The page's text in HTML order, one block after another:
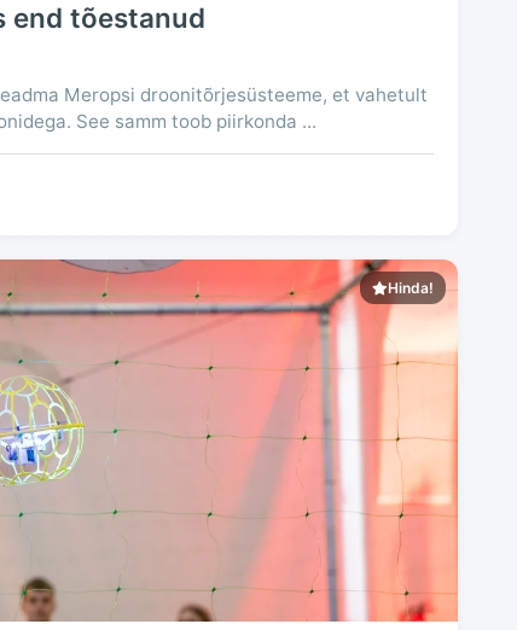
end tõestanud
Meropsi droonitõrjesüsteeme, et vahetult
See samm toob piirkonda ...
Hinda!